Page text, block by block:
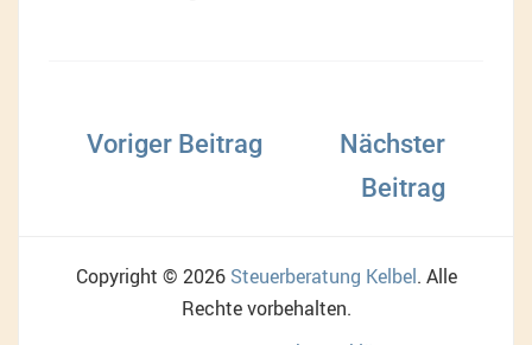
Copyright © 2026 Steuerberatung Kelbel. Alle
Rechte vorbehalten.